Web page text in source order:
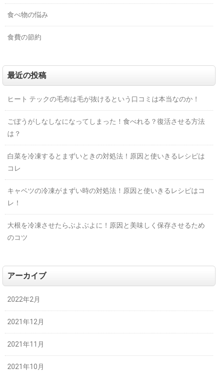
食べ物の悩み
食費の節約
最近の投稿
ヒート テックの毛布は毛が抜けるという口コミは本当なのか！
ごぼうがしなしなになってしまった！食べれる？復活させる方法
は？
白菜を冷凍するとまずいときの対処法！原因と使いきるレシピは
コレ
キャベツの冷凍がまずい時の対処法！原因と使いきるレシピはコ
レ！
大根を冷凍させたらぶよぶよに！原因と美味しく保存させるため
のコツ
アーカイブ
2022年2月
2021年12月
2021年11月
2021年10月